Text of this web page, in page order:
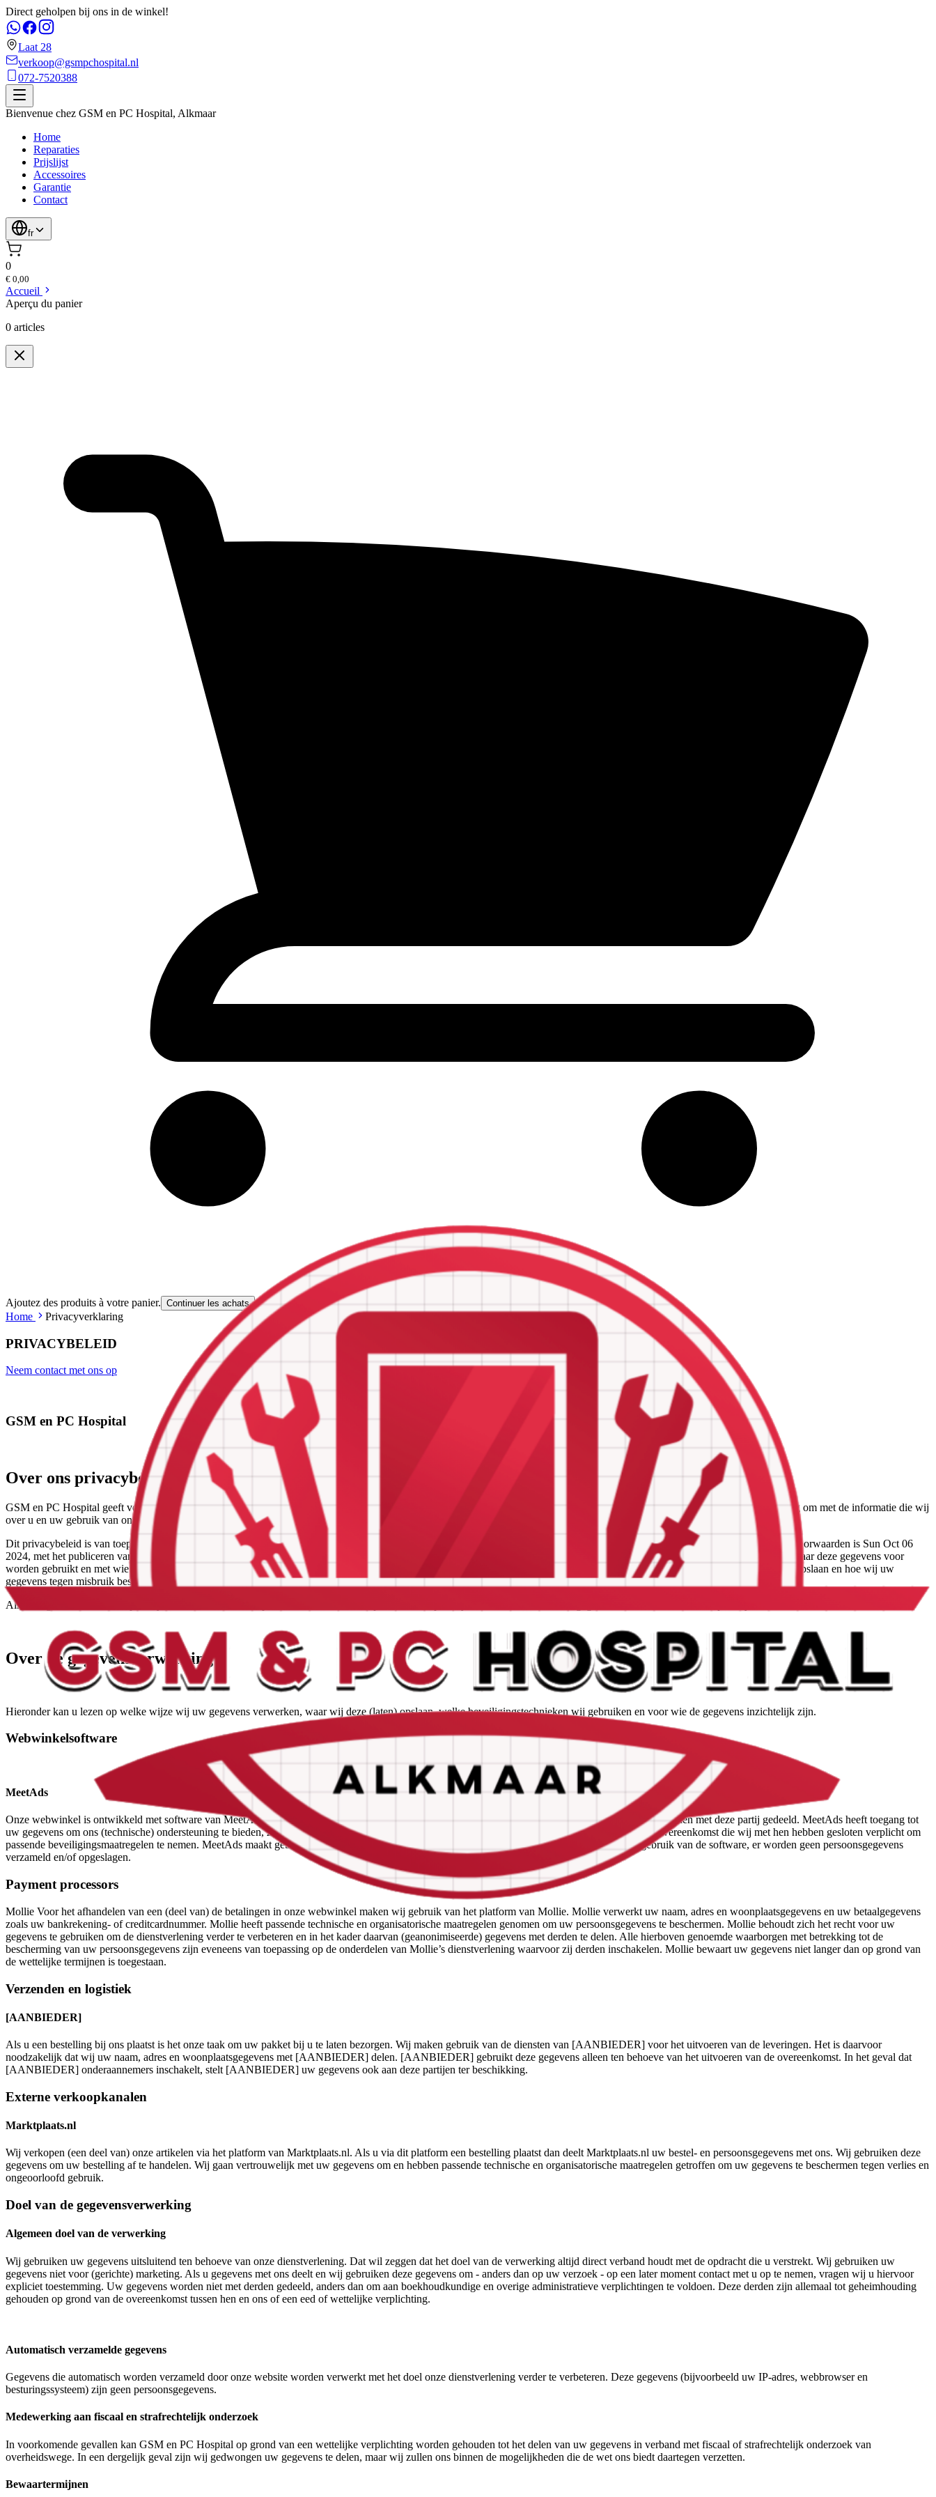
Direct geholpen bij ons in de winkel!
Laat 28
verkoop@gsmpchospital.nl
072-7520388
Bienvenue chez GSM en PC Hospital, Alkmaar
Home
Reparaties
Prijslijst
Accessoires
Garantie
Contact
fr
0
€ 0,00
Accueil
Aperçu du panier
0 articles
Ajoutez des produits à votre panier. Continuer les achats
Home Privacyverklaring
PRIVACYBELEID
Neem contact met ons op
GSM en PC Hospital
Over ons privacybeleid
GSM en PC Hospital geeft veel om uw privacy. Wij verwerken daarom uitsluitend gegevens die wij nodig hebben voor (het verbeteren van) onze dienstverlening en gaan zorgvuldig om met de informatie die wij
over u en uw gebruik van onze diensten hebben verzameld. Wij stellen uw gegevens nooit voor commerciële doelstellingen ter beschikking aan derden.
Dit privacybeleid is van toepassing op het gebruik van de website en de daarop ontsloten dienstverlening van GSM en PC Hospital. De ingangsdatum voor de geldigheid van deze voorwaarden is Sun Oct 06
2024, met het publiceren van een nieuwe versie vervalt de geldigheid van alle voorgaande versies. Dit privacybeleid beschrijft welke gegevens over u door ons worden verzameld, waar deze gegevens voor
worden gebruikt en met wie en onder welke voorwaarden deze gegevens eventueel met derden kunnen worden gedeeld. Ook leggen wij aan u uit op welke wijze wij uw gegevens opslaan en hoe wij uw
gegevens tegen misbruik beschermen en welke rechten u heeft met betrekking tot de door u aan ons verstrekte persoonsgegevens.
Als u vragen heeft over ons privacybeleid kunt u contact opnemen met onze contactpersoon voor privacyzaken, u vindt de contactgegevens aan het einde van ons privacybeleid.
Over de gegevensverwerking
Hieronder kan u lezen op welke wijze wij uw gegevens verwerken, waar wij deze (laten) opslaan, welke beveiligingstechnieken wij gebruiken en voor wie de gegevens inzichtelijk zijn.
Webwinkelsoftware
MeetAds
Onze webwinkel is ontwikkeld met software van MeetAds. Persoonsgegevens die u ten behoeve van onze dienstverlening aan ons beschikbaar stelt, worden met deze partij gedeeld. MeetAds heeft toegang tot
uw gegevens om ons (technische) ondersteuning te bieden, zij zullen uw gegevens nooit gebruiken voor een ander doel. MeetAds is op basis van de overeenkomst die wij met hen hebben gesloten verplicht om
passende beveiligingsmaatregelen te nemen. MeetAds maakt gebruik van cookies om technische informatie te verzamelen met betrekking tot uw gebruik van de software, er worden geen persoonsgegevens
verzameld en/of opgeslagen.
Payment processors
Mollie Voor het afhandelen van een (deel van) de betalingen in onze webwinkel maken wij gebruik van het platform van Mollie. Mollie verwerkt uw naam, adres en woonplaatsgegevens en uw betaalgegevens
zoals uw bankrekening- of creditcardnummer. Mollie heeft passende technische en organisatorische maatregelen genomen om uw persoonsgegevens te beschermen. Mollie behoudt zich het recht voor uw
gegevens te gebruiken om de dienstverlening verder te verbeteren en in het kader daarvan (geanonimiseerde) gegevens met derden te delen. Alle hierboven genoemde waarborgen met betrekking tot de
bescherming van uw persoonsgegevens zijn eveneens van toepassing op de onderdelen van Mollie’s dienstverlening waarvoor zij derden inschakelen. Mollie bewaart uw gegevens niet langer dan op grond van
de wettelijke termijnen is toegestaan.
Verzenden en logistiek
[AANBIEDER]
Als u een bestelling bij ons plaatst is het onze taak om uw pakket bij u te laten bezorgen. Wij maken gebruik van de diensten van [AANBIEDER] voor het uitvoeren van de leveringen. Het is daarvoor
noodzakelijk dat wij uw naam, adres en woonplaatsgegevens met [AANBIEDER] delen. [AANBIEDER] gebruikt deze gegevens alleen ten behoeve van het uitvoeren van de overeenkomst. In het geval dat
[AANBIEDER] onderaannemers inschakelt, stelt [AANBIEDER] uw gegevens ook aan deze partijen ter beschikking.
Externe verkoopkanalen
Marktplaats.nl
Wij verkopen (een deel van) onze artikelen via het platform van Marktplaats.nl. Als u via dit platform een bestelling plaatst dan deelt Marktplaats.nl uw bestel- en persoonsgegevens met ons. Wij gebruiken deze
gegevens om uw bestelling af te handelen. Wij gaan vertrouwelijk met uw gegevens om en hebben passende technische en organisatorische maatregelen getroffen om uw gegevens te beschermen tegen verlies en
ongeoorloofd gebruik.
Doel van de gegevensverwerking
Algemeen doel van de verwerking
Wij gebruiken uw gegevens uitsluitend ten behoeve van onze dienstverlening. Dat wil zeggen dat het doel van de verwerking altijd direct verband houdt met de opdracht die u verstrekt. Wij gebruiken uw
gegevens niet voor (gerichte) marketing. Als u gegevens met ons deelt en wij gebruiken deze gegevens om - anders dan op uw verzoek - op een later moment contact met u op te nemen, vragen wij u hiervoor
expliciet toestemming. Uw gegevens worden niet met derden gedeeld, anders dan om aan boekhoudkundige en overige administratieve verplichtingen te voldoen. Deze derden zijn allemaal tot geheimhouding
gehouden op grond van de overeenkomst tussen hen en ons of een eed of wettelijke verplichting.
Automatisch verzamelde gegevens
Gegevens die automatisch worden verzameld door onze website worden verwerkt met het doel onze dienstverlening verder te verbeteren. Deze gegevens (bijvoorbeeld uw IP-adres, webbrowser en
besturingssysteem) zijn geen persoonsgegevens.
Medewerking aan fiscaal en strafrechtelijk onderzoek
In voorkomende gevallen kan GSM en PC Hospital op grond van een wettelijke verplichting worden gehouden tot het delen van uw gegevens in verband met fiscaal of strafrechtelijk onderzoek van
overheidswege. In een dergelijk geval zijn wij gedwongen uw gegevens te delen, maar wij zullen ons binnen de mogelijkheden die de wet ons biedt daartegen verzetten.
Bewaartermijnen